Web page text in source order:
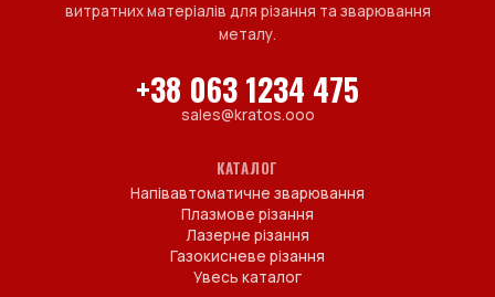
витратних матеріалів для різання та зварювання
металу.
+38 063 1234 475
sales@kratos.ooo
КАТАЛОГ
Напівавтоматичне зварювання
Плазмове різання
Лазерне різання
Газокисневе різання
Увесь каталог